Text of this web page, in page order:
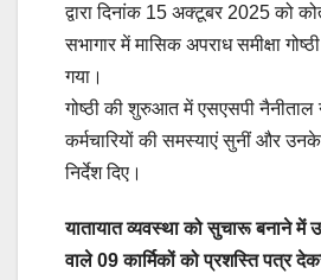
द्वारा दिनांक 15 अक्टूबर 2025 को
सभागार में मासिक अपराध समीक्षा
गया।
गोष्ठी की शुरुआत में एसएसपी नैनीताल
कर्मचारियों की समस्याएं सुनीं और
निर्देश दिए।
यातायात व्यवस्था को सुचारू बनाने में
वाले 09 कार्मिकों को प्रशस्ति पत्र